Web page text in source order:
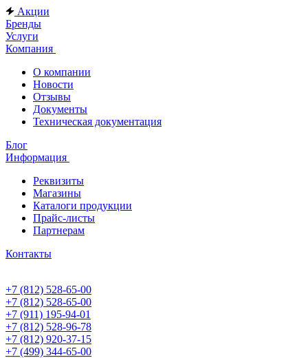
Акции
Бренды
Услуги
Компания
О компании
Новости
Отзывы
Документы
Техническая документация
Блог
Информация
Реквизиты
Магазины
Каталоги продукции
Прайс-листы
Партнерам
Контакты
+7 (812) 528-65-00
+7 (812) 528-65-00
+7 (911) 195-94-01
+7 (812) 528-96-78
+7 (812) 920-37-15
+7 (499) 344-65-00